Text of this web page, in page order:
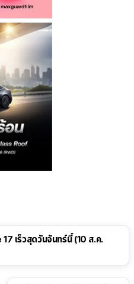
เร็วสุดวันจันทร์นี้ (10 ส.ค.